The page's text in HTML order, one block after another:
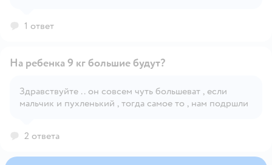
1 ответ
Открыть вопрос
На ребенка 9 кг большие будут?
Здравствуйте .. он совсем чуть большеват , если
мальчик и пухленький , тогда самое то , нам подршли
2 ответа